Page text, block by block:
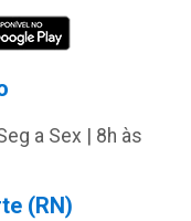
a Sex | 8h às
(RN)